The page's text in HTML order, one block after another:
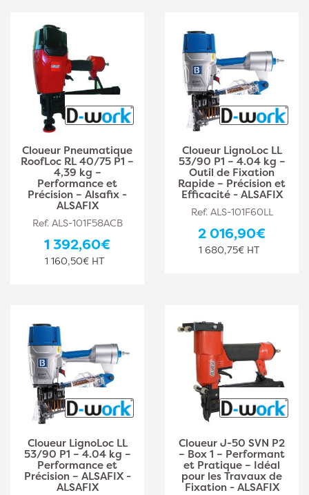
Cloueur Pneumatique
RoofLoc RL 40/75 P1 –
4,39 kg –
Performance et
Précision – Alsafix -
ALSAFIX
Ref. ALS-101F58ACB
1 392,60€
1 160,50€ HT
Cloueur LignoLoc LL
53/90 P1 – 4.04 kg –
Outil de Fixation
Rapide – Précision et
Efficacité - ALSAFIX
Ref. ALS-101F60LL
2 016,90€
1 680,75€ HT
Cloueur LignoLoc LL
53/90 P1 – 4.04 kg –
Performance et
Précision – ALSAFIX -
ALSAFIX
Cloueur J-50 SVN P2
– Box 1 – Performant
et Pratique – Idéal
pour les Travaux de
Fixation - ALSAFIX